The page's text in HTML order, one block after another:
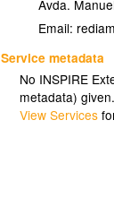
Avda.
Email:
Service metadata
No INSPIRE
metadata)
View Services